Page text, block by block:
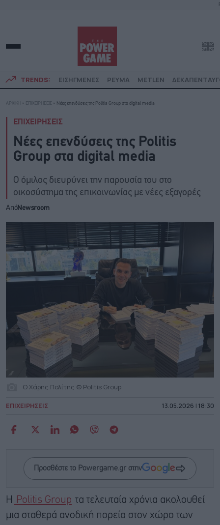
TRENDS: ΕΙΣΗΓΜΕΝΕΣ ΡΕΥΜΑ METLEN
ΑΡΧΙΚΗ » ΕΠΙΧΕΙΡΗΣΕΙΣ » Νέες επενδύσεις της Politis Group στα digital media
ΕΠΙΧΕΙΡΗΣΕΙΣ
Νέες επενδύσεις της Politis
Group στα digital media
Ο όμιλος διευρύνει την παρουσία του στο
οικοσύστημα της επικοινωνίας με νέες εξαγορές
ΑπόNewsroom
Ο Χάρης Πολίτης © Politis Group
ΕΠΙΧΕΙΡΗΣΕΙΣ 13.05.2026 | 18:30
Προσθέστε το Powergame.gr στην
Η Politis Group τα τελευταία χρόνια ακολουθεί
μια σταθερά ανοδική πορεία στον χώρο των